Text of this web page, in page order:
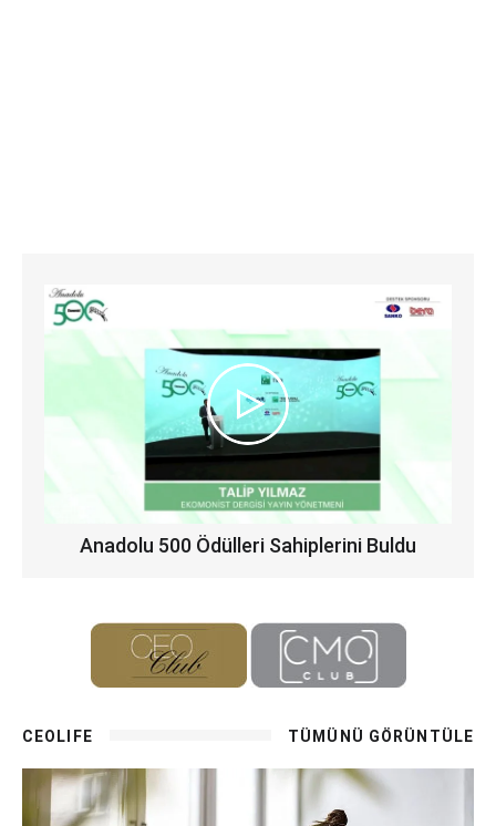
Anadolu 500 Ödülleri Sahiplerini Buldu
CEOLIFE TÜMÜNÜ GÖRÜNTÜLE